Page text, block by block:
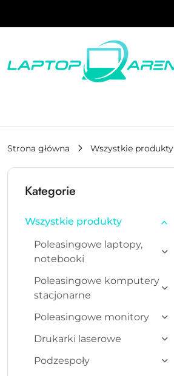
Strona główna Wszystkie produkty
Kategorie
Wszystkie produkty
Poleasingowe laptopy,
notebooki
Poleasingowe komputery
stacjonarne
Poleasingowe monitory
Drukarki laserowe
Podzespoły